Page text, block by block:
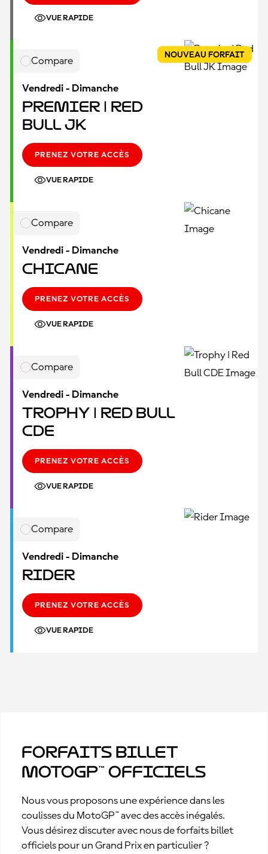
VUE RAPIDE
Compare
Vendredi - Dimanche
Premier | Red
Bull JK
PRENEZ VOTRE ACCÈS
VUE RAPIDE
NOUVEAU FORFAIT
Compare
Vendredi - Dimanche
Chicane
PRENEZ VOTRE ACCÈS
VUE RAPIDE
Compare
Vendredi - Dimanche
Trophy | Red Bull
CDE
PRENEZ VOTRE ACCÈS
VUE RAPIDE
Compare
Vendredi - Dimanche
Rider
PRENEZ VOTRE ACCÈS
VUE RAPIDE
Forfaits billet
MotoGP™ officiels
Nous vous proposons une expérience dans les
coulisses du MotoGP™ avec des accès inégalés.
Vous désirez discuter avec nous de forfaits billet
officiels pour un Grand Prix en particulier ?